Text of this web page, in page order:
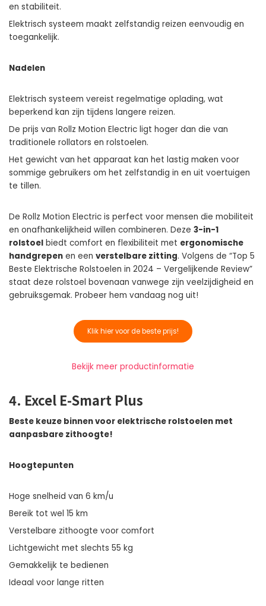
en stabiliteit.
Elektrisch systeem maakt zelfstandig reizen eenvoudig en
toegankelijk.
Nadelen
Elektrisch systeem vereist regelmatige oplading, wat
beperkend kan zijn tijdens langere reizen.
De prijs van Rollz Motion Electric ligt hoger dan die van
traditionele rollators en rolstoelen.
Het gewicht van het apparaat kan het lastig maken voor
sommige gebruikers om het zelfstandig in en uit voertuigen
te tillen.
De Rollz Motion Electric is perfect voor mensen die mobiliteit
en onafhankelijkheid willen combineren. Deze 3-in-1
rolstoel biedt comfort en flexibiliteit met ergonomische
handgrepen en een verstelbare zitting. Volgens de “Top 5
Beste Elektrische Rolstoelen in 2024 – Vergelijkende Review”
staat deze rolstoel bovenaan vanwege zijn veelzijdigheid en
gebruiksgemak. Probeer hem vandaag nog uit!
Klik hier voor de beste prijs!
Bekijk meer productinformatie
4. Excel E-Smart Plus
Beste keuze binnen voor elektrische rolstoelen met
aanpasbare zithoogte!
Hoogtepunten
Hoge snelheid van 6 km/u
Bereik tot wel 15 km
Verstelbare zithoogte voor comfort
Lichtgewicht met slechts 55 kg
Gemakkelijk te bedienen
Ideaal voor lange ritten